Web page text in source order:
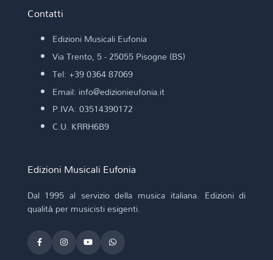
Contatti
Edizioni Musicali Eufonia
Via Trento, 5 - 25055 Pisogne (BS)
Tel: +39 0364 87069
Email: info@edizionieufonia.it
P.IVA: 03514390172
C.U. KRRH6B9
Edizioni Musicali Eufonia
Dal 1995 al servizio della musica italiana. Edizioni di
qualità per musicisti esigenti.